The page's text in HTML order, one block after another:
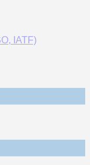
IATF)